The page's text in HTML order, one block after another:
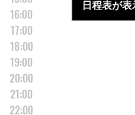
日程表が
16:00
17:00
18:00
19:00
20:00
21:00
22:00